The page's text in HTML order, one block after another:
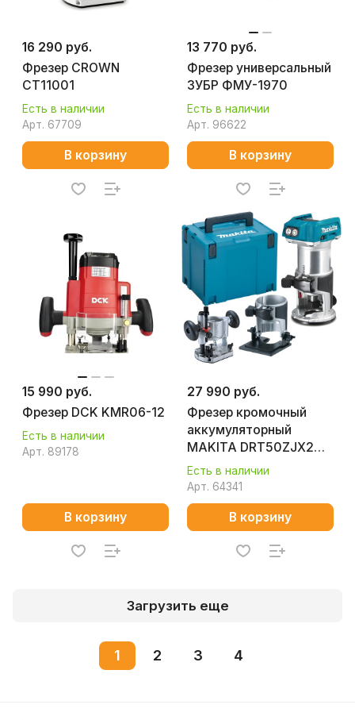
16 290 руб.
Фрезер CROWN
CT11001
Есть в наличии
Арт. 67709
В корзину
13 770 руб.
Фрезер универсальный
ЗУБР ФМУ-1970
Есть в наличии
Арт. 96622
В корзину
15 990 руб.
Фрезер DCK KMR06-12
Есть в наличии
Арт. 89178
В корзину
27 990 руб.
Фрезер кромочный
аккумуляторный
MAKITA DRT50ZJX2
(без АКБ и ЗУ)
Есть в наличии
Арт. 64341
В корзину
Загрузить еще
1 2 3 4